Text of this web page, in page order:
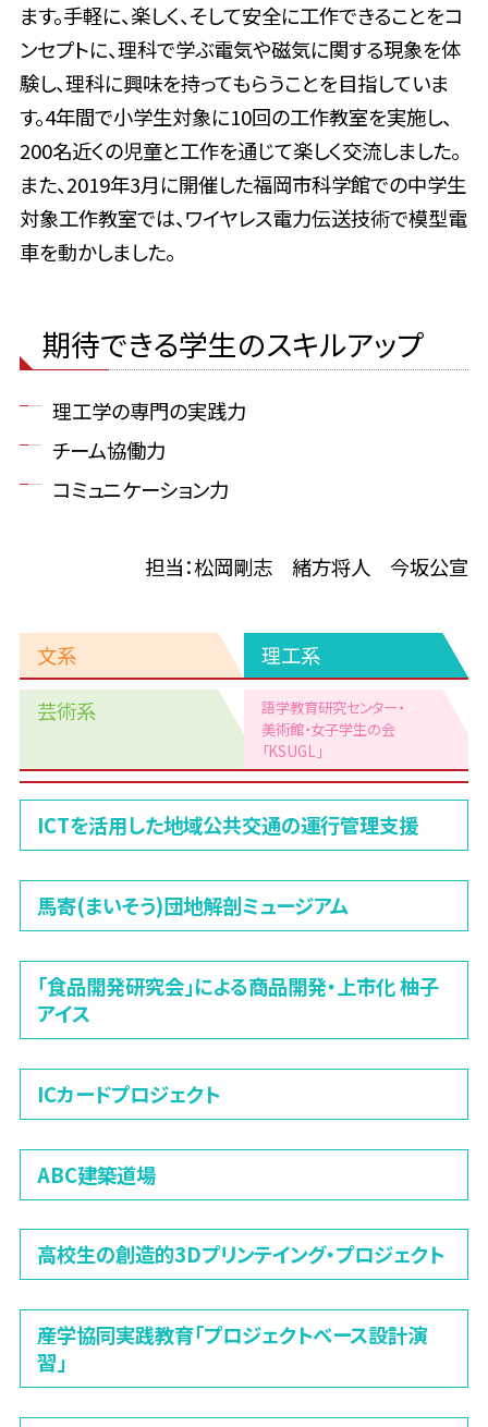
ます。手軽に、楽しく、そして安全に工作できることをコ
ンセプトに、理科で学ぶ電気や磁気に関する現象を体
験し、理科に興味を持ってもらうことを目指していま
す。4年間で小学生対象に10回の工作教室を実施し、
200名近くの児童と工作を通じて楽しく交流しました。
また、2019年3月に開催した福岡市科学館での中学生
対象工作教室では、ワイヤレス電力伝送技術で模型電
車を動かしました。
期待できる学生のスキルアップ
理工学の専門の実践力
チーム協働力
コミュニケーション力
担当：松岡剛志 緒方将人 今坂公宣
文系
理工系
芸術系
語学教育研究センター・
美術館・女子学生の会
「KSUGL」
系
ICTを活用した地域公共交通の運行管理支援
馬寄(まいそう)団地解剖ミュージアム
「食品開発研究会」による商品開発・上市化 柚子
アイス
ICカードプロジェクト
ABC建築道場
高校生の創造的3Dプリンテイング・プロジェクト
産学協同実践教育「プロジェクトベース設計演
習」